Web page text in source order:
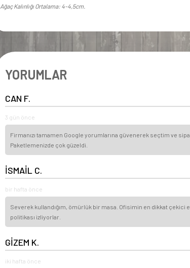
Ağaç Kalınlığı Ortalama: 4-4,5cm.
YORUMLAR
CAN F.
3 gün önce
Firmanızı tamamen Google yorumlarına güvenerek seçtim ve
Paketlemenizde çok güzeldi.
İSMAİL C.
bir hafta önce
Severek kullandığım, ömürlük bir masa. Ofisimin en dikkat
politikası izliyorlar.
GİZEM K.
iki hafta önce